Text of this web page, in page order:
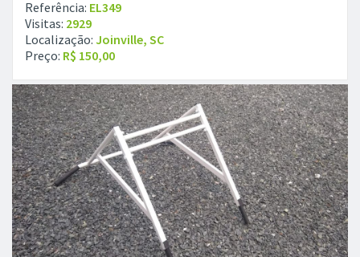
Referência: EL349
Visitas: 2929
Localização: Joinville, SC
Preço: R$ 150,00